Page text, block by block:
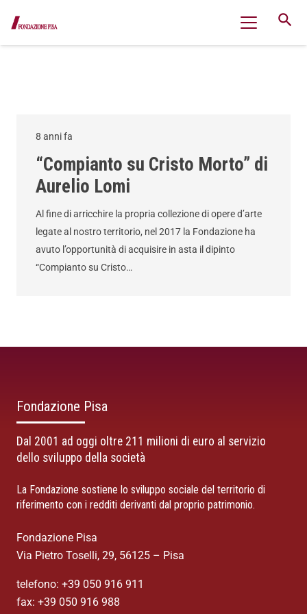
search
8 anni fa
“Compianto su Cristo Morto” di
Aurelio Lomi
Al fine di arricchire la propria collezione di opere d’arte
legate al nostro territorio, nel 2017 la Fondazione ha
avuto l’opportunità di acquisire in asta il dipinto
“Compianto su Cristo…
Fondazione Pisa
Dal 2001 ad oggi oltre 211 milioni di euro al servizio
dello sviluppo della società
La Fondazione sostiene lo sviluppo sociale del territorio di
riferimento con i redditi derivanti dal proprio patrimonio.
Fondazione Pisa
Via Pietro Toselli, 29, 56125 – Pisa
telefono: +39 050 916 911
fax: +39 050 916 988